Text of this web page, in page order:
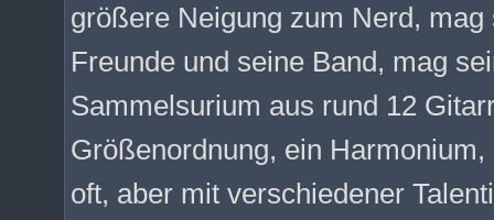
größere Neigung zum Nerd, mag
Freunde und seine Band, mag
Sammelsurium aus rund 12
Größenordnung, ein
oft, aber mit verschiedener